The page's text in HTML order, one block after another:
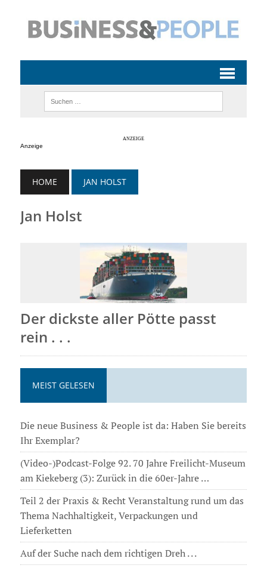
Anzeige
HOME JAN HOLST
Jan Holst
Der dickste aller Pötte passt
rein . . .
MEIST GELESEN
Die neue Business & People ist da: Haben Sie bereits
Ihr Exemplar?
(Video-)Podcast-Folge 92. 70 Jahre Freilicht-Museum
am Kiekeberg (3): Zurück in die 60er-Jahre …
Teil 2 der Praxis & Recht Veranstaltung rund um das
Thema Nachhaltigkeit, Verpackungen und
Lieferketten
Auf der Suche nach dem richtigen Dreh . . .